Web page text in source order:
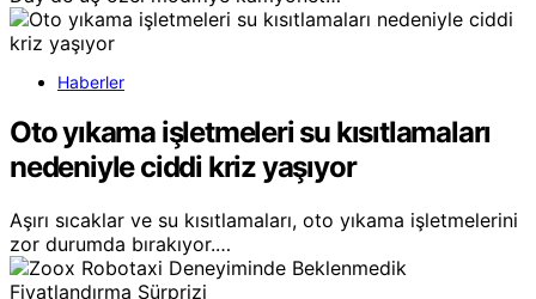
Haberler
Oto yıkama işletmeleri su kısıtlamaları
nedeniyle ciddi kriz yaşıyor
Aşırı sıcaklar ve su kısıtlamaları, oto yıkama işletmelerini
zor durumda bırakıyor.…